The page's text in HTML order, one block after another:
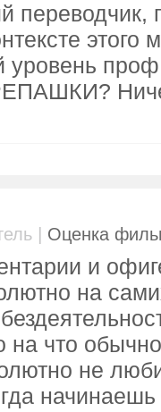
переводчик,
этого
| Оценка
и
на
на что
не
начинаешь